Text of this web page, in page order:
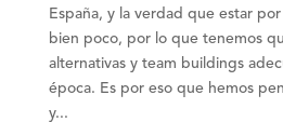
España, y la verdad que estar
bien poco, por lo que tenemos
alternativas y team buildings
época. Es por eso que hemos
y...